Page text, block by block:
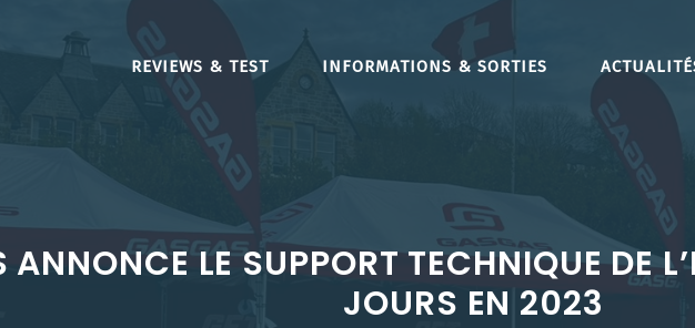
REVIEWS & TEST INFORMATIONS & SORTIES
LE SUPPORT TECHNIQUE DE
JOURS EN 2023